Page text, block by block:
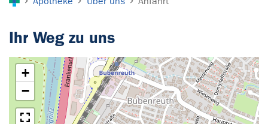
Ihr Weg zu uns
+
−